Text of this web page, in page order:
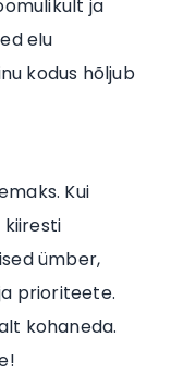
ja
elu
kodus hõljub
Kui
kiiresti
ümber,
prioriteete.
kohaneda.